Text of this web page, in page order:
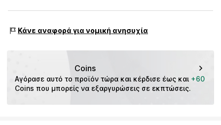
97228 Rottendorf
Κάνε αναφορά για νομική ανησυχία
Coins
Αγόρασε αυτό το προϊόν τώρα και κέρδισε έως και +60
Coins που μπορείς να εξαργυρώσεις σε εκπτώσεις.